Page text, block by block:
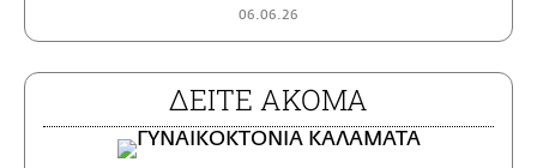
06.06.26
ΔΕΙΤΕ ΑΚΟΜΑ